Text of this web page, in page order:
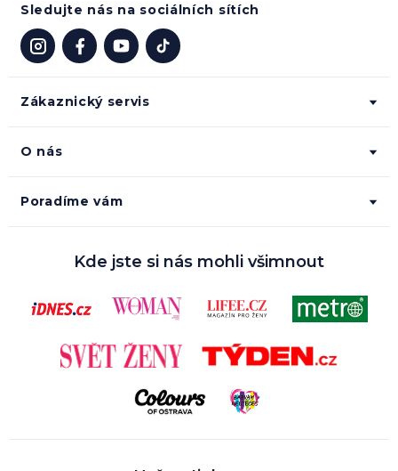
Zákaznický servis
O nás
Poradíme vám
Sledujte nás na sociálních sítích
Kde jste si nás mohli všimnout